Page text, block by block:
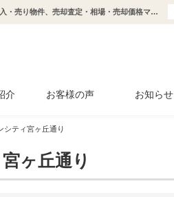
サンシティ宮ヶ丘通り(宮の沢駅から徒歩24分/宮の沢３条５丁目停 バス9分 停歩2分)の購入・売り物件、売却査定・相場・売却価格マンション情報｜センチュリー21アルガホーム
介 お客様の声 お知らせ
シティ宮ヶ丘通り
ヶ丘通り